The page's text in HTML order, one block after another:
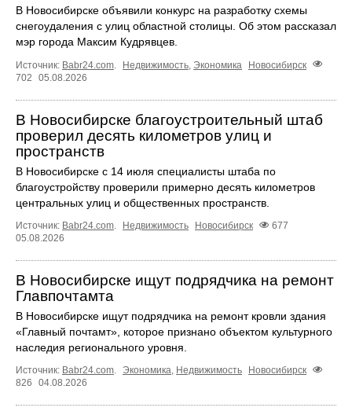
В Новосибирске объявили конкурс на разработку схемы
снегоудаления с улиц областной столицы. Об этом рассказал
мэр города Максим Кудрявцев.
Источник: Babr24.com Недвижимость Экономика
Новосибирск
702
05.08.2026
В Новосибирске благоустроительный штаб
проверил десять километров улиц и
пространств
В Новосибирске с 14 июля специалисты штаба по
благоустройству проверили примерно десять километров
центральных улиц и общественных пространств.
Источник: Babr24.com Недвижимость Новосибирск
677
05.08.2026
В Новосибирске ищут подрядчика на ремонт
Главпочтамта
В Новосибирске ищут подрядчика на ремонт кровли здания
«Главный почтамт», которое признано объектом культурного
наследия регионального уровня.
Источник: Babr24.com Экономика Недвижимость
Новосибирск
826
04.08.2026